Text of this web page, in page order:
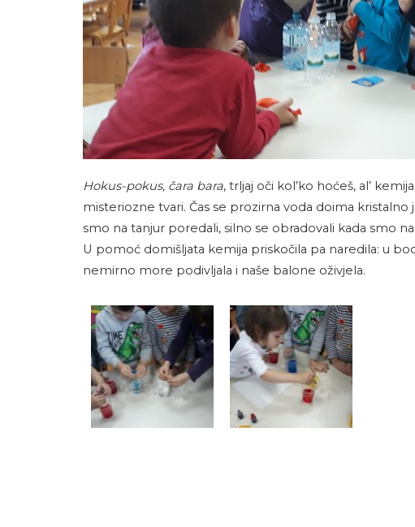
Hokus-pokus, čara bara, trljaj oči kol’ko hoćeš, al’
misteriozne tvari. Čas se prozirna voda doima kristalno
smo na tanjur poredali, silno se obradovali kada smo
U pomoć domišljata kemija priskočila pa naredila: u
nemirno more podivljala i naše balone oživjela.